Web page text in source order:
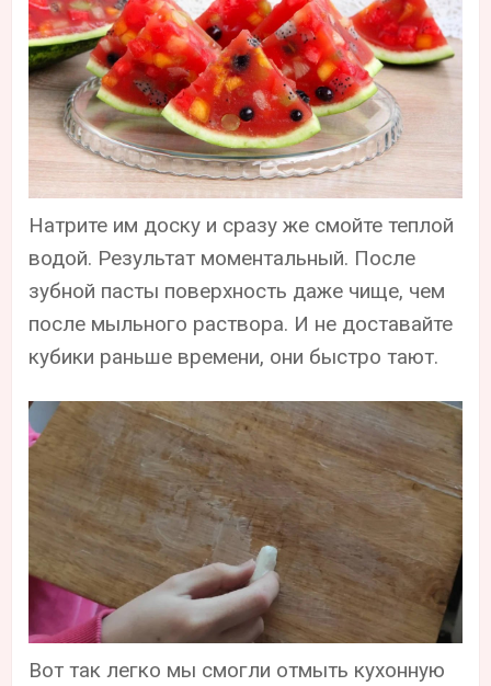
Натрите им доску и сразу же смойте теплой
водой. Результат моментальный. После
зубной пасты поверхность даже чище, чем
после мыльного раствора. И не доставайте
кубики раньше времени, они быстро тают.
Вот так легко мы смогли отмыть кухонную